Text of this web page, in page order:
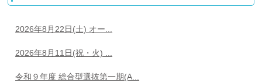
2026年8月22日(土) オー...
2026年8月11日(祝・火) ...
令和９年度 総合型選抜第一期(A...